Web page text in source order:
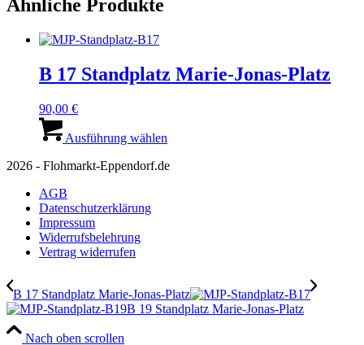
Ähnliche Produkte
B 17 Standplatz Marie-Jonas-Platz
90,00 €
Ausführung wählen
mehrere
gewählt
werden
2026 - Flohmarkt-Eppendorf.de
AGB
Datenschutzerklärung
Impressum
Widerrufsbelehrung
Vertrag widerrufen
B 17 Standplatz Marie-Jonas-Platz
B 19 Standplatz Marie-Jonas-Platz
Nach oben scrollen